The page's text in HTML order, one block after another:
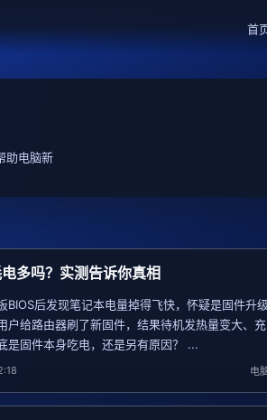
首
助电脑新
多吗？实测告诉你真相
BIOS后发现笔记本电量掉得飞快，怀疑是固件升
户给路由器刷了新固件，结果待机发热量变大、
固件本身吃电，还是另有原因？ ...
电